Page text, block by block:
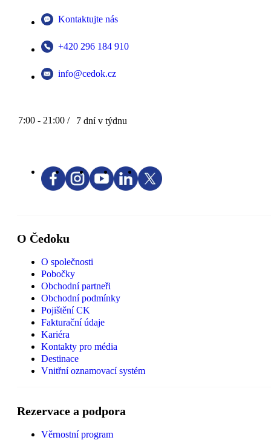
Kontaktujte nás
+420 296 184 910
info@cedok.cz
7:00 - 21:00 / 7 dní v týdnu
O Čedoku
O společnosti
Pobočky
Obchodní partneři
Obchodní podmínky
Pojištění CK
Fakturační údaje
Kariéra
Kontakty pro média
Destinace
Vnitřní oznamovací systém
Rezervace a podpora
Věrnostní program